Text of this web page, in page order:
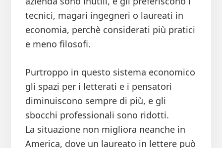
tecnici, magari ingegneri o laureati in
economia, perchè considerati più pratici
e meno filosofi.
Purtroppo in questo sistema economico
gli spazi per i letterati e i pensatori
diminuiscono sempre di più, e gli
sbocchi professionali sono ridotti.
La situazione non migliora neanche in
America, dove un laureato in lettere può